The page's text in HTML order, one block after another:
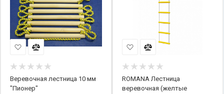
Веревочная лестница 10 мм
"Пионер"
ROMANA Лестница
веревочная (желтые